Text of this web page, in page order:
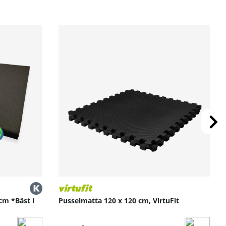
träna tillsammans med deras kompetenta
länkar.
*Bäst i
Pusselmatta 120 x 120 cm, VirtuFit